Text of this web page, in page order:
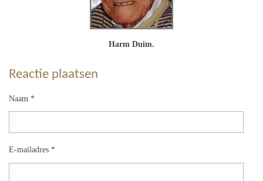
Harm Duim.
Reactie plaatsen
Naam *
E-mailadres *